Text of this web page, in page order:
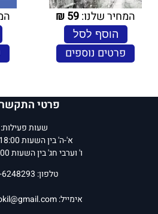
המחיר שלנו:59
₪
הוסף לסל
פרטים נוספים
פרטי
שעות פעילות:
א'-ה' בין השעות 10:00-18:00
ו' וערבי חג' בין השעות 10:00-14:00
טלפון: 02-6248293
אימייל: